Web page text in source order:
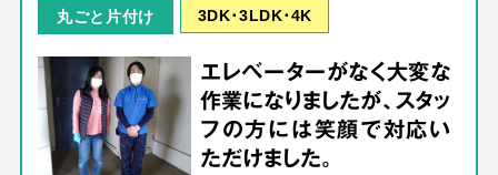
丸ごと片付け 3DK･3LDK･4K
エレベーターがなく大変な
作業になりましたが、スタッ
フの方には笑顔で対応い
ただけました。